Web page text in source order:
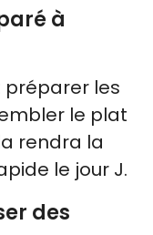
à
préparer les
le plat
rendra la
le jour J.
des